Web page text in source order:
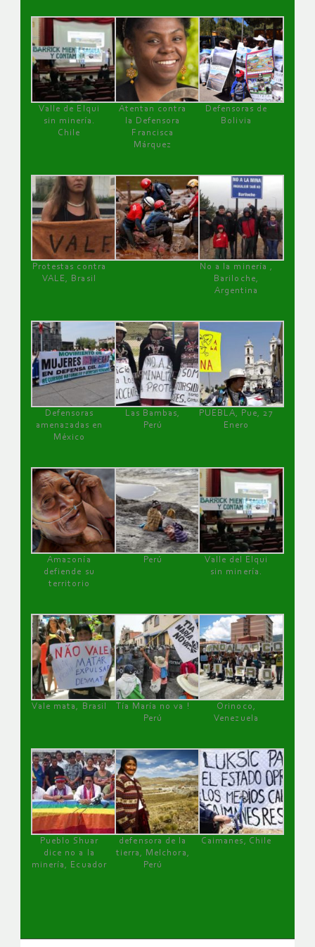
Valle de Elqui
sin minería.
Chile
Atentan contra
la Defensora
Francisca
Márquez
Defensoras de
Bolivia
Protestas contra
VALE, Brasil
No a la minería ,
Bariloche,
Argentina
Defensoras
amenazadas en
México
Las Bambas,
Perú
PUEBLA, Pue, 27
Enero
Amazonía
defiende su
territorio
Perú
Valle del Elqui
sin minería.
Vale mata, Brasil
Tía María no va !
Perú
Orinoco,
Venezuela
Pueblo Shuar
dice no a la
minería, Ecuador
defensora de la
tierra, Melchora,
Perú
Caimanes, Chile